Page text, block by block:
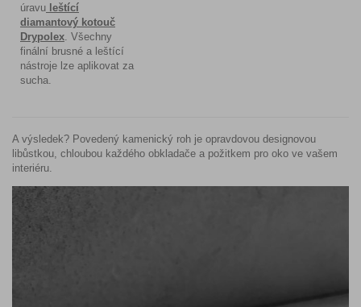
úravu leštící
diamantový kotouč
Drypolex . Všechny
finální brusné a leštící
nástroje lze aplikovat za
sucha.
A výsledek? Povedený kamenický roh je opravdovou designovou
libůstkou, chloubou každého obkladače a požitkem pro oko ve vašem
interiéru.